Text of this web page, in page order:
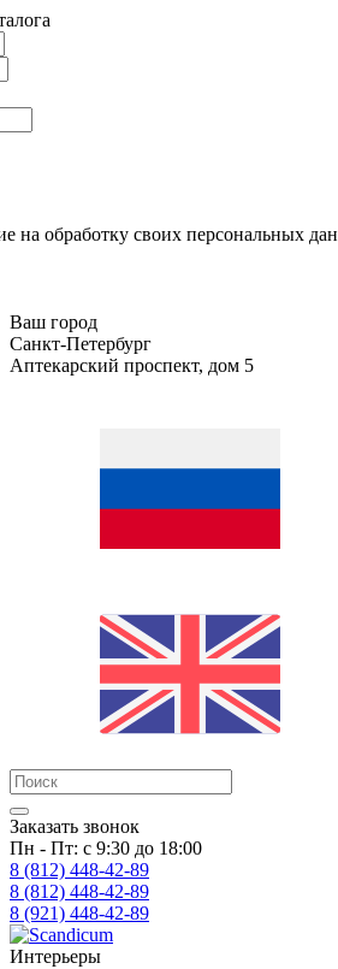
на обработку своих персональных
Ваш город
Санкт-Петербург
Аптекарский проспект, дом 5
Заказать звонок
Пн - Пт: с 9:30 до 18:00
8 (812) 448-42-89
8 (812) 448-42-89
8 (921) 448-42-89
Интерьеры